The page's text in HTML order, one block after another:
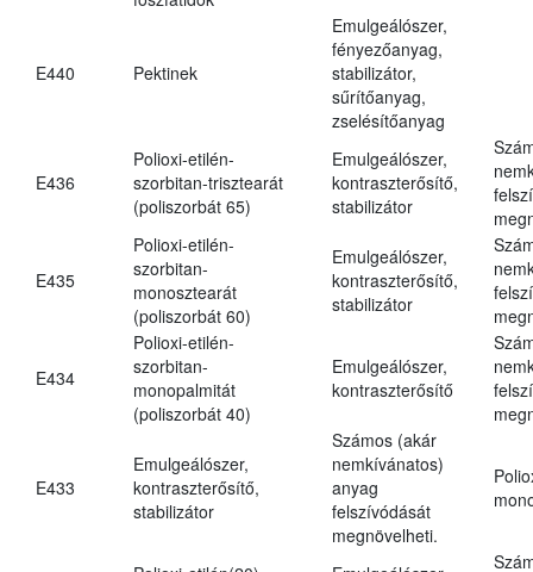
E440 Pektinek
Emulgeálószer,
fényezőanyag,
stabilizátor,
sűrítőanyag,
zselésítőanyag
E436
Polioxi-etilén-
szorbitan-trisztearát
(poliszorbát 65)
Emulgeálószer,
kontraszterősítő,
stabilizátor
E435
Polioxi-etilén-
szorbitan-
monosztearát
(poliszorbát 60)
Emulgeálószer,
kontraszterősítő,
stabilizátor
E434
Polioxi-etilén-
szorbitan-
monopalmitát
(poliszorbát 40)
Emulgeálószer,
kontraszterősítő
E433
Emulgeálószer,
kontraszterősítő,
stabilizátor
Számos (akár
nemkívánatos)
anyag
felszívódását
megnövelheti.